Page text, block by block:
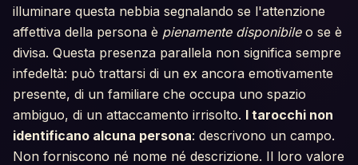
illuminare questa nebbia segnalando se l'attenzione
affettiva della persona è pienamente disponibileo se è
divisa. Questa presenza parallela non significa sempre
infedeltà: può trattarsi di un ex ancora emotivamente
presente, di un familiare che occupa uno spazio
ambiguo, di un attaccamento irrisolto. I tarocchi non
identificano alcuna persona: descrivono un campo.
Non forniscono né nome né descrizione. Il loro valore